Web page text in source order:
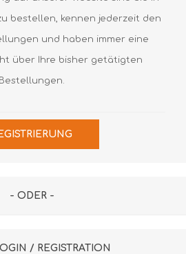
bestellen, kennen jederzeit den
und haben immer eine
über Ihre bisher getätigten
Bestellungen.
- ODER -
/ REGISTRATION